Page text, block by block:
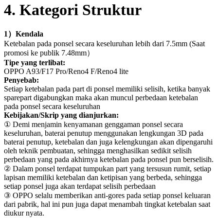
4. Kategori Struktur
1 ） Kendala
Ketebalan pada ponsel secara keseluruhan lebih dari 7.5mm (Saat
promosi ke publik 7.48mm）
Tipe yang terlibat:
OPPO A93/F17 Pro/Reno4 F/Reno4 lite
Penyebab:
Setiap ketebalan pada part di ponsel memiliki selisih, ketika banyak
sparepart digabungkan maka akan muncul perbedaan ketebalan
pada ponsel secara keseluruhan
Kebijakan/Skrip yang dianjurkan:
① Demi menjamin kenyamanan genggaman ponsel secara
keseluruhan, baterai penutup menggunakan lengkungan 3D pada
baterai penutup, ketebalan dan juga kelengkungan akan dipengaruhi
oleh teknik pembuatan, sehingga menghasilkan sedikit selisih
perbedaan yang pada akhirnya ketebalan pada ponsel pun berselisih.
② Dalam ponsel terdapat tumpukan part yang tersusun rumit, setiap
lapisan memiliki ketebalan dan ketipisan yang berbeda, sehingga
setiap ponsel juga akan terdapat selisih perbedaan
③ OPPO selalu memberikan anti-gores pada setiap ponsel keluaran
dari pabrik, hal ini pun juga dapat menambah tingkat ketebalan saat
diukur nyata.